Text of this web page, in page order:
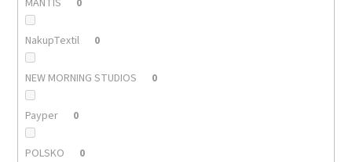
NakupTextil 0
NEW MORNING STUDIOS 0
Payper 0
POLSKO 0